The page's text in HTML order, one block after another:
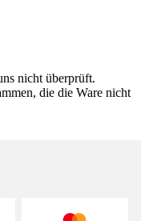
nicht überprüft.
die die Ware nicht